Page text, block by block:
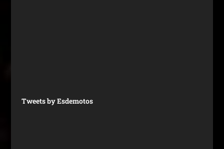
Tweets by Esdemotos